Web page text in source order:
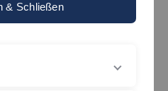
& Schließen